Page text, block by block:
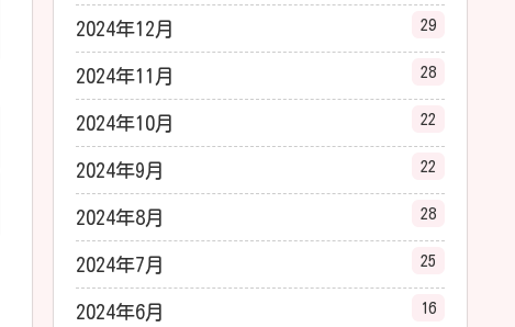
2024年12月 29
2024年11月 28
2024年10月 22
2024年9月 22
2024年8月 28
2024年7月 25
2024年6月 16